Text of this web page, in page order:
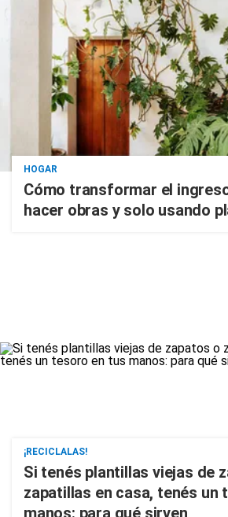
HOGAR
Cómo transformar el
hacer obras y solo usando
¡RECICLALAS!
Si tenés plantillas viejas de
zapatillas en casa, tenés un
manos: para qué sirven